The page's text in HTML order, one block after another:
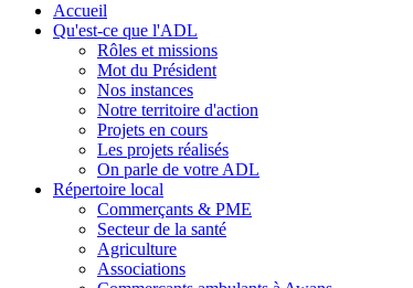
Accueil
Qu'est-ce que l'ADL
Rôles et missions
Mot du Président
Nos instances
Notre territoire d'action
Projets en cours
Les projets réalisés
On parle de votre ADL
Répertoire local
Commerçants & PME
Secteur de la santé
Agriculture
Associations